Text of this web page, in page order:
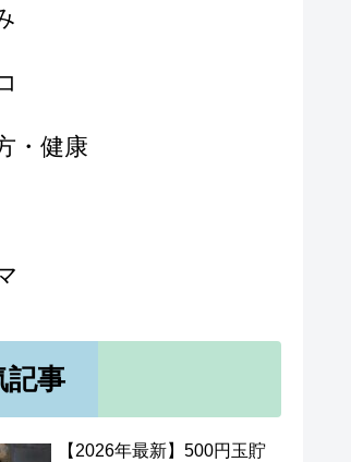
・健康
記事
【2026年最新】500円玉貯